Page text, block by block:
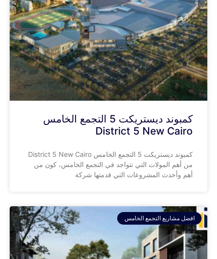
كمبوند ديستريكت 5 التجمع الخامس
District 5 New Cairo
كمبوند ديستريكت 5 التجمع الخامس District 5 New Cairo
من أهم المولات التي تتواجد في التجمع الخامس، كون من
أهم وأحدث المشروعات التي قدمتها شركة
افضل مشاريع التجمع الخامس